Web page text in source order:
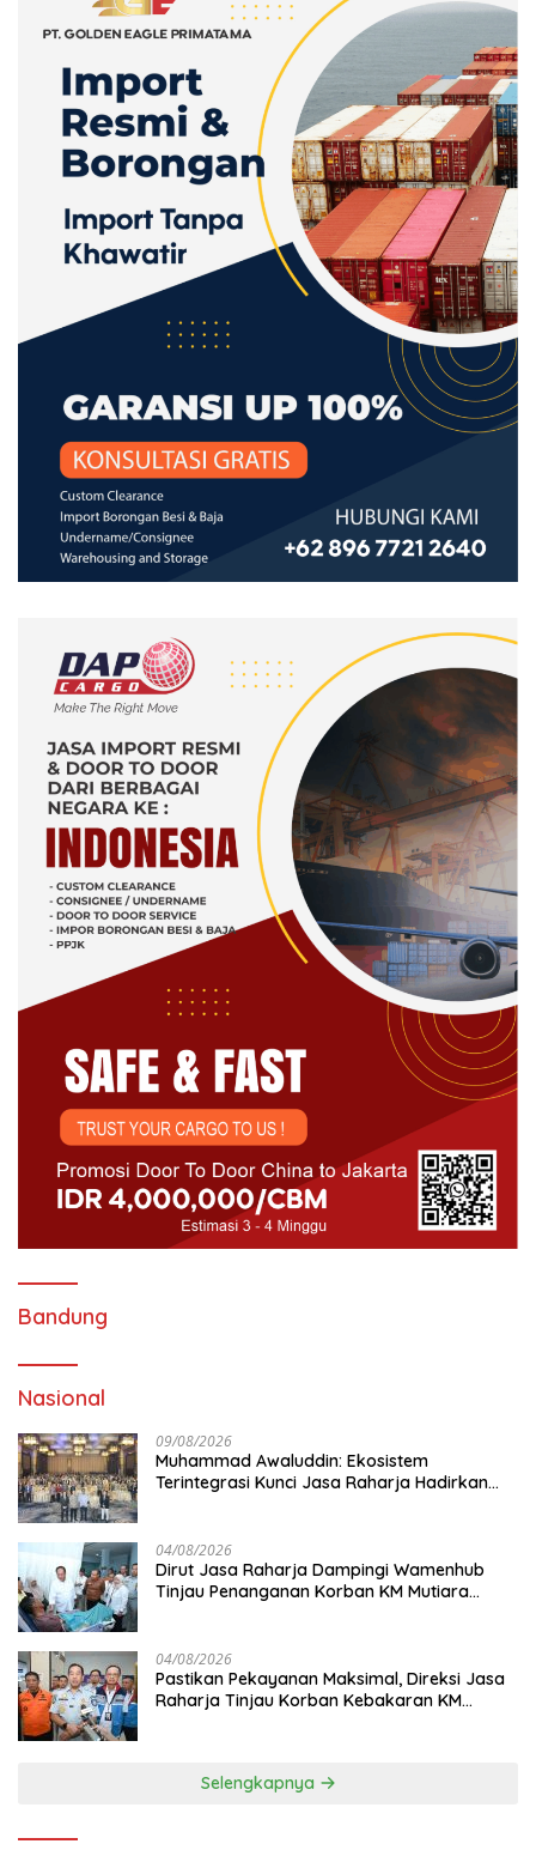
Bandung
Nasional
09/08/2026
Muhammad Awaluddin: Ekosistem
Terintegrasi Kunci Jasa Raharja Hadirkan
04/08/2026
Dirut Jasa Raharja Dampingi Wamenhub
Tinjau Penanganan Korban KM Mutiara
04/08/2026
Pastikan Pekayanan Maksimal, Direksi Jasa
Raharja Tinjau Korban Kebakaran KM
Selengkapnya